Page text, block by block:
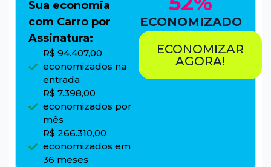
Sua economia
com Carro por
Assinatura:
R$ 94.407,00
economizados na
entrada
R$ 7.398,00
economizados por
mês
R$ 266.310,00
economizados em
36 meses
ECONOMIZADO
ECONOMIZAR
AGORA!